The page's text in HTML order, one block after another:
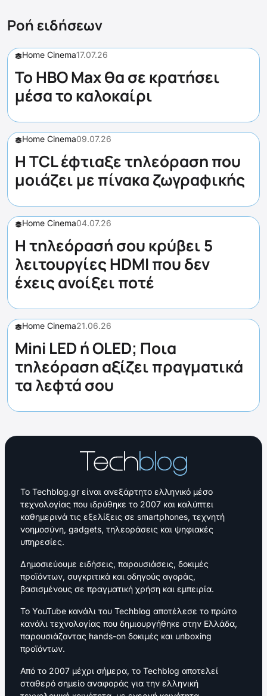
Ροή ειδήσεων
Home Cinema17.07.26
Το HBO Max θα σε κρατήσει
μέσα το καλοκαίρι
Home Cinema09.07.26
Η TCL έφτιαξε τηλεόραση που
μοιάζει με πίνακα ζωγραφικής
Home Cinema04.07.26
Η τηλεόρασή σου κρύβει 5
λειτουργίες HDMI που δεν
έχεις ανοίξει ποτέ
Home Cinema21.06.26
Mini LED ή OLED; Ποια
τηλεόραση αξίζει πραγματικά
τα λεφτά σου
Το Techblog.gr είναι ανεξάρτητο ελληνικό μέσο
τεχνολογίας που ιδρύθηκε το 2007 και καλύπτει
καθημερινά τις εξελίξεις σε smartphones, τεχνητή
νοημοσύνη, gadgets, τηλεοράσεις και ψηφιακές
υπηρεσίες.
Δημοσιεύουμε ειδήσεις, παρουσιάσεις, δοκιμές
προϊόντων, συγκριτικά και οδηγούς αγοράς,
βασισμένους σε πραγματική χρήση και εμπειρία.
Το YouTube κανάλι του Techblog αποτέλεσε το πρώτο
κανάλι τεχνολογίας που δημιουργήθηκε στην Ελλάδα,
παρουσιάζοντας hands-on δοκιμές και unboxing
προϊόντων.
Από το 2007 μέχρι σήμερα, το Techblog αποτελεί
σταθερό σημείο αναφοράς για την ελληνική